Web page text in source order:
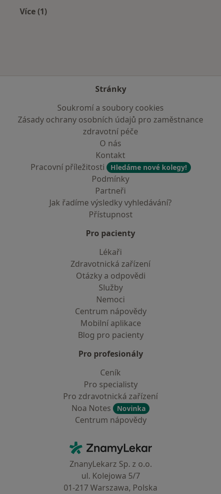
Více (1)
Stránky
Soukromí a soubory cookies
Zásady ochrany osobních údajů pro zaměstnance
zdravotní péče
O nás
Kontakt
Pracovní příležitosti
Hledáme nové kolegy!
Podmínky
Partneři
Jak řadíme výsledky vyhledávání?
Přístupnost
Pro pacienty
Lékaři
Zdravotnická zařízení
Otázky a odpovědi
Služby
Nemoci
Centrum nápovědy
Mobilní aplikace
Blog pro pacienty
Pro profesionály
Ceník
Pro specialisty
Pro zdravotnická zařízení
Noa Notes
Novinka
Centrum nápovědy
ZnamyLekar - Hlavní stránka
ZnanyLekarz Sp. z o.o.
ul. Kolejowa 5/7
01-217 Warszawa, Polska